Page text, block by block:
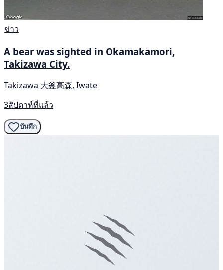
ข่าว
A bear was sighted in Okamakamori,
Takizawa City.
Takizawa 大釜高森, Iwate
3สัปดาห์ที่แล้ว
บันทึก